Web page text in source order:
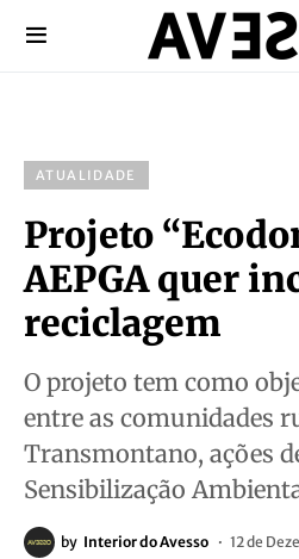
ATUALIDADE
Projeto
AEPGA quer
reciclagem
O projeto tem como
entre as comunidades
Transmontano, ações
Sensibilização
by Interior do Avesso 12 de